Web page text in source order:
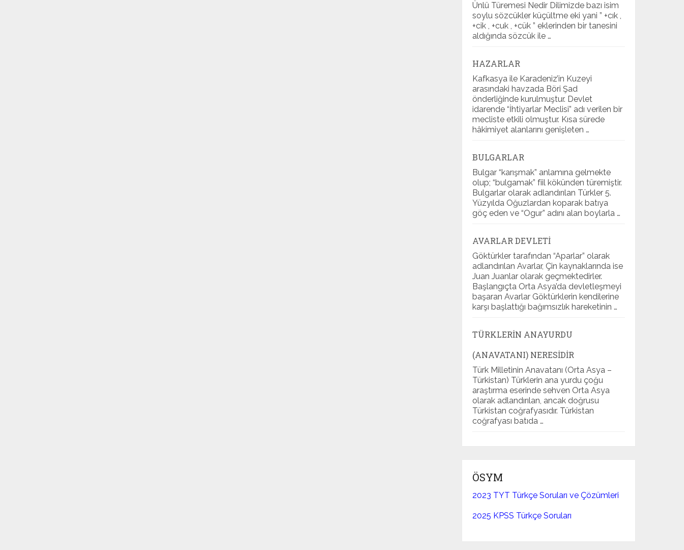
Ünlü Türemesi Nedir Dilimizde bazı isim
soylu sözcükler küçültme eki yani ” +cık ,
+cik , +cuk , +cük ” eklerinden bir tanesini
aldığında sözcük ile …
HAZARLAR
Kafkasya ile Karadeniz’in Kuzeyi
arasındaki havzada Böri Şad
önderliğinde kurulmuştur. Devlet
idarende “İhtiyarlar Meclisi” adı verilen bir
mecliste etkili olmuştur. Kısa sürede
hâkimiyet alanlarını genişleten …
BULGARLAR
Bulgar “karışmak” anlamına gelmekte
olup; “bulgamak” fiil kökünden türemiştir.
Bulgarlar olarak adlandırılan Türkler 5.
Yüzyılda Oğuzlardan koparak batıya
göç eden ve “Ogur” adını alan boylarla …
AVARLAR DEVLETI
Göktürkler tarafından “Aparlar” olarak
adlandırılan Avarlar, Çin kaynaklarında ise
Juan Juanlar olarak geçmektedirler.
Başlangıçta Orta Asya’da devletleşmeyi
başaran Avarlar Göktürklerin kendilerine
karşı başlattığı bağımsızlık hareketinin …
TÜRKLERIN ANAYURDU
(ANAVATANI) NERESIDIR
Türk Milletinin Anavatanı (Orta Asya –
Türkistan) Türklerin ana yurdu çoğu
araştırma eserinde sehven Orta Asya
olarak adlandırılan, ancak doğrusu
Türkistan coğrafyasıdır. Türkistan
coğrafyası batıda …
ÖSYM
2023 TYT Türkçe Soruları ve Çözümleri
2025 KPSS Türkçe Soruları